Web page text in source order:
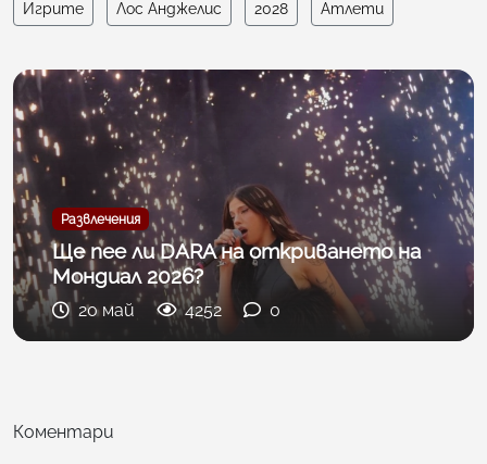
Игрите Лос Анджелис 2028 Атлети
Развлечения
Ще пее ли DARA на откриването на
Мондиал 2026?
20 май 4252 0
Коментари